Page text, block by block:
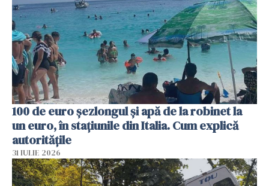
100 de euro șezlongul și apă de la robinet la
un euro, în stațiunile din Italia. Cum explică
autoritățile
31 IULIE 2026